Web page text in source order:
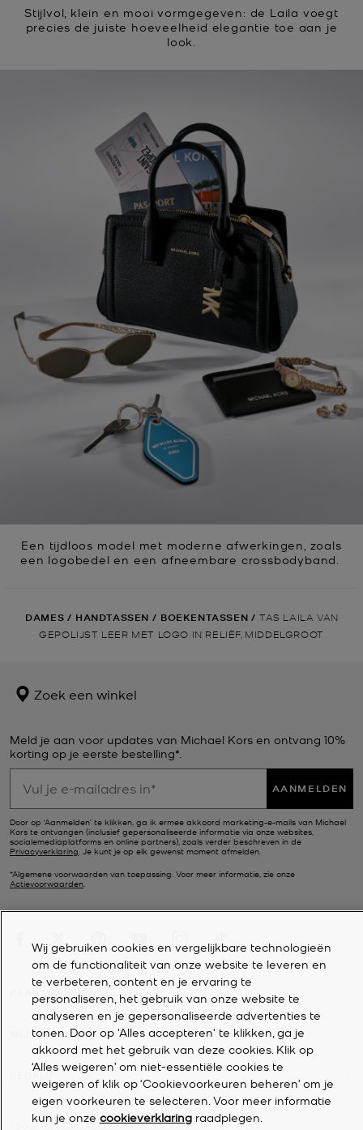
Stijlvol, klein en mooi vormgegeven: de Laila voegt
precies de juiste hoeveelheid elegantie toe aan je
look.
Een tijdloos model met moderne afwerkingen, zoals
een logobedel en een afneembare crossbodyband.
DAMES / HANDTASSEN / BOEKENTASSEN / TAS LAILA VAN
GEPOLIJST LEER MET LOGO IN RELIËF, MIDDELGROOT
Zoek een winkel
Meld je aan voor updates van Michael Kors en ontvang 10%
korting op je eerste bestelling*.
AANMELDEN
Door op ‘Aanmelden’ te klikken, ga ik ermee akkoord marketing-e-mails van Michael
Kors te ontvangen (inclusief gepersonaliseerde informatie via onze websites,
socialemediaplatforms en online partners), zoals verder beschreven in de
Privacyverklaring . Je kunt je op elk gewenst moment afmelden.
*Algemene voorwaarden van toepassing. Voor meer informatie, zie onze
Actievoorwaarden
KLANTENSERVICE
MIJN ACCOUNT
BEDRIJF
2026Michael Kors
Wij gebruiken cookies en vergelijkbare technologieën
om de functionaliteit van onze website te leveren en
te verbeteren, content en je ervaring te
personaliseren, het gebruik van onze website te
analyseren en je gepersonaliseerde advertenties te
tonen. Door op 'Alles accepteren' te klikken, ga je
akkoord met het gebruik van deze cookies. Klik op
‘Alles weigeren’ om niet-essentiële cookies te
weigeren of klik op ‘Cookievoorkeuren beheren’ om je
eigen voorkeuren te selecteren. Voor meer informatie
kun je onze cookieverklaringraadplegen.